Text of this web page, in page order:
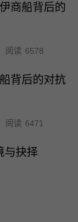
商船背后的
阅读 6578
背后的对抗
阅读 6471
与抉择